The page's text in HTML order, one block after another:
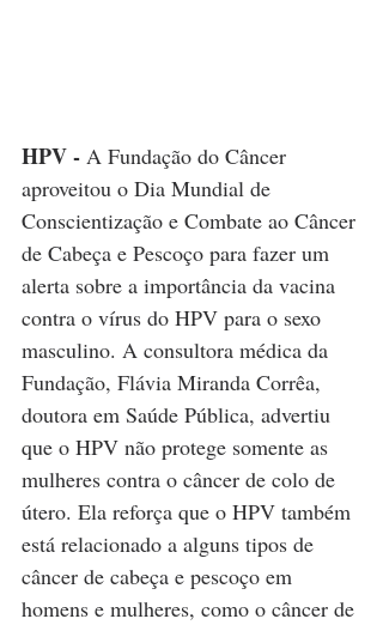
HPV - A Fundação do Câncer
aproveitou o Dia Mundial de
Conscientização e Combate ao Câncer
de Cabeça e Pescoço para fazer um
alerta sobre a importância da vacina
contra o vírus do HPV para o sexo
masculino. A consultora médica da
Fundação, Flávia Miranda Corrêa,
doutora em Saúde Pública, advertiu
que o HPV não protege somente as
mulheres contra o câncer de colo de
útero. Ela reforça que o HPV também
está relacionado a alguns tipos de
câncer de cabeça e pescoço em
homens e mulheres, como o câncer de